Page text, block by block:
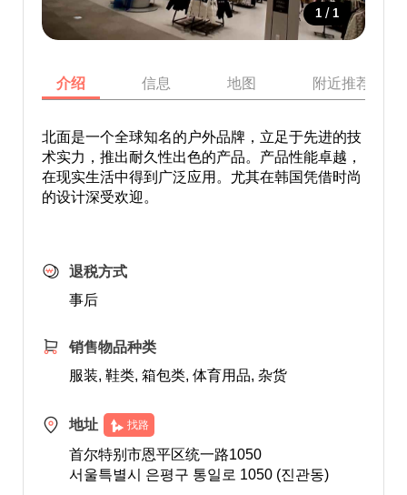
1 / 1
介绍 信息 地图 附近推荐景点
北面是一个全球知名的户外品牌，立足于先进的技
术实力，推出耐久性出色的产品。产品性能卓越，
在现实生活中得到广泛应用。尤其在韩国凭借时尚
的设计深受欢迎。
退税方式
事后
销售物品种类
服装, 鞋类, 箱包类, 体育用品, 杂货
地址 找路
首尔特别市恩平区统一路1050
서울특별시 은평구 통일로 1050 (진관동)